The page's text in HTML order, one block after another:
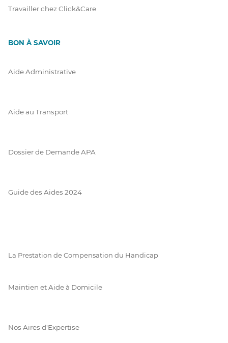
Travailler chez Click&Care
BON À SAVOIR
Aide Administrative
Aide au Transport
Dossier de Demande APA
Guide des Aides 2024
La Prestation de Compensation du Handicap
Maintien et Aide à Domicile
Nos Aires d'Expertise